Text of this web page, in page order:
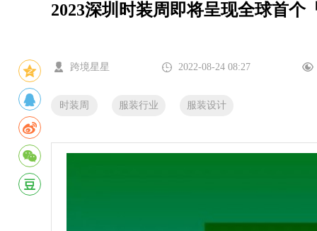
花型
图案
设计 服
服装
2023深圳时装周即将呈现全球首个
跨境星星 2022-08-24 08:27
时装周 服装行业 服装设计